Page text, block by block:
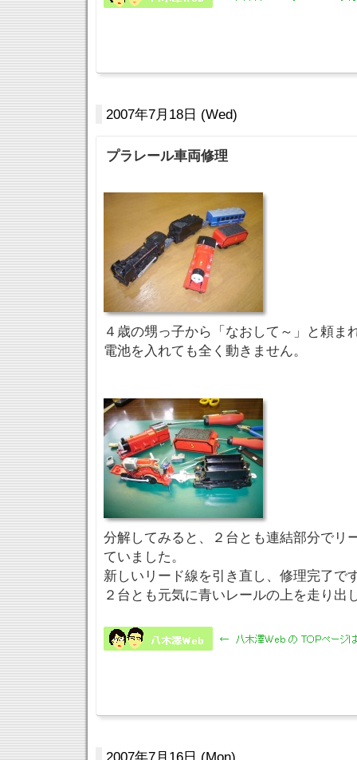
2007年7月18日 (Wed)
プラレール車両修理
４歳の甥っ子から「なおして～」と頼ま
電池を入れても全く動きません。
分解してみると、２台とも連結部分でリ
ていました。
新しいリード線を引き直し、修理完了で
２台とも元気に青いレールの上を走り出
2007年7月16日 (Mon)